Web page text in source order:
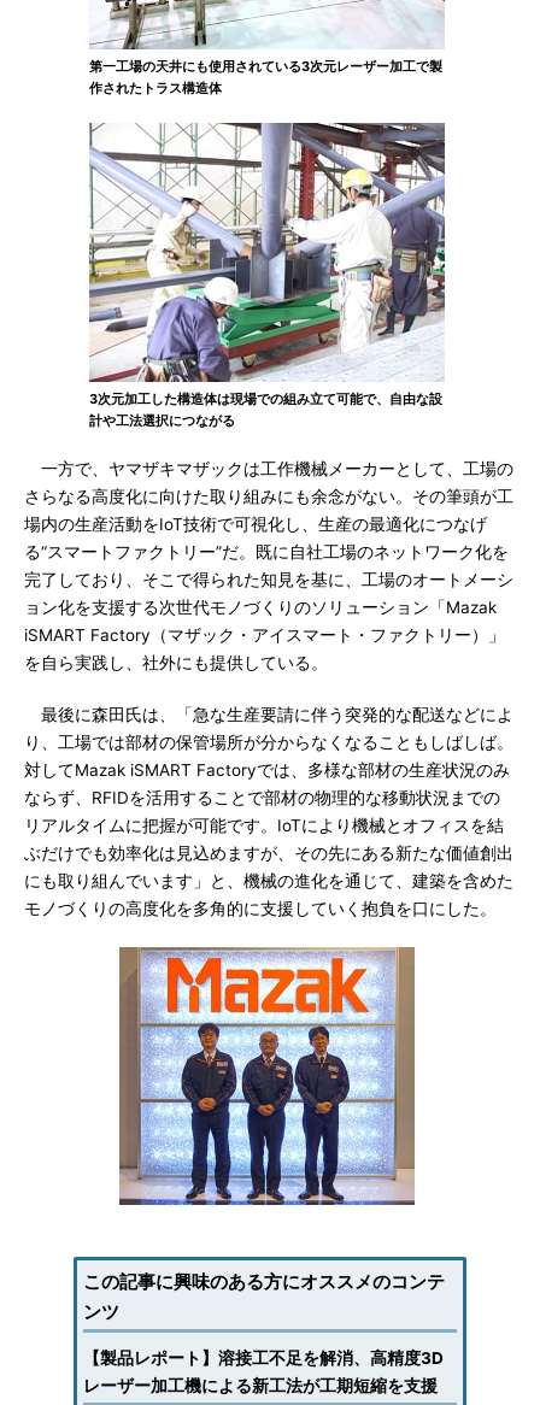
第一工場の天井にも使用されている3次元レーザー加工で製
作されたトラス構造体
3次元加工した構造体は現場での組み立て可能で、自由な設
計や工法選択につながる
一方で、ヤマザキマザックは工作機械メーカーとして、工場の
さらなる高度化に向けた取り組みにも余念がない。その筆頭が工
場内の生産活動をIoT技術で可視化し、生産の最適化につなげ
る“スマートファクトリー”だ。既に自社工場のネットワーク化を
完了しており、そこで得られた知見を基に、工場のオートメーシ
ョン化を支援する次世代モノづくりのソリューション「Mazak
iSMART Factory（マザック・アイスマート・ファクトリー）」
を自ら実践し、社外にも提供している。
最後に森田氏は、「急な生産要請に伴う突発的な配送などによ
り、工場では部材の保管場所が分からなくなることもしばしば。
対してMazak iSMART Factoryでは、多様な部材の生産状況のみ
ならず、RFIDを活用することで部材の物理的な移動状況までの
リアルタイムに把握が可能です。IoTにより機械とオフィスを結
ぶだけでも効率化は見込めますが、その先にある新たな価値創出
にも取り組んでいます」と、機械の進化を通じて、建築を含めた
モノづくりの高度化を多角的に支援していく抱負を口にした。
この記事に興味のある方にオススメのコンテ
ンツ
【製品レポート】溶接工不足を解消、高精度3D
レーザー加工機による新工法が工期短縮を支援